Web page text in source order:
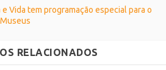
Vida tem programação especial para o
RELACIONADOS